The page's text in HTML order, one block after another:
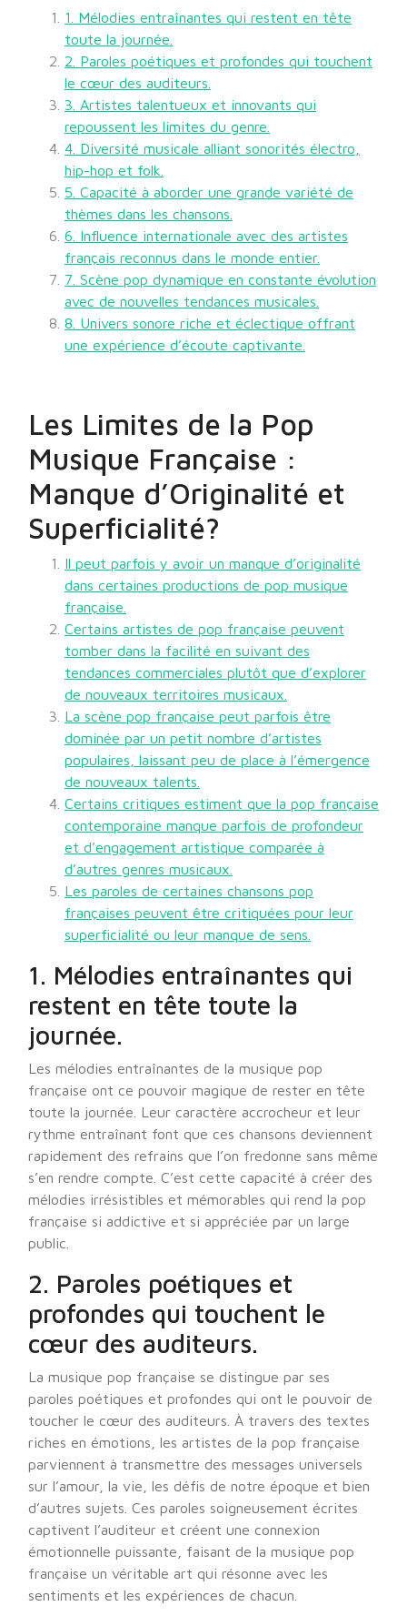
1. Mélodies entraînantes qui restent en tête
toute la journée.
2. Paroles poétiques et profondes qui touchent
le cœur des auditeurs.
3. Artistes talentueux et innovants qui
repoussent les limites du genre.
4. Diversité musicale alliant sonorités électro,
hip-hop et folk.
5. Capacité à aborder une grande variété de
thèmes dans les chansons.
6. Influence internationale avec des artistes
français reconnus dans le monde entier.
7. Scène pop dynamique en constante évolution
avec de nouvelles tendances musicales.
8. Univers sonore riche et éclectique offrant
une expérience d’écoute captivante.
Les Limites de la Pop
Musique Française :
Manque d’Originalité et
Superficialité?
Il peut parfois y avoir un manque d’originalité
dans certaines productions de pop musique
française.
Certains artistes de pop française peuvent
tomber dans la facilité en suivant des
tendances commerciales plutôt que d’explorer
de nouveaux territoires musicaux.
La scène pop française peut parfois être
dominée par un petit nombre d’artistes
populaires, laissant peu de place à l’émergence
de nouveaux talents.
Certains critiques estiment que la pop française
contemporaine manque parfois de profondeur
et d’engagement artistique comparée à
d’autres genres musicaux.
Les paroles de certaines chansons pop
françaises peuvent être critiquées pour leur
superficialité ou leur manque de sens.
1. Mélodies entraînantes qui
restent en tête toute la
journée.
Les mélodies entraînantes de la musique pop
française ont ce pouvoir magique de rester en tête
toute la journée. Leur caractère accrocheur et leur
rythme entraînant font que ces chansons deviennent
rapidement des refrains que l’on fredonne sans même
s’en rendre compte. C’est cette capacité à créer des
mélodies irrésistibles et mémorables qui rend la pop
française si addictive et si appréciée par un large
public.
2. Paroles poétiques et
profondes qui touchent le
cœur des auditeurs.
La musique pop française se distingue par ses
paroles poétiques et profondes qui ont le pouvoir de
toucher le cœur des auditeurs. À travers des textes
riches en émotions, les artistes de la pop française
parviennent à transmettre des messages universels
sur l’amour, la vie, les défis de notre époque et bien
d’autres sujets. Ces paroles soigneusement écrites
captivent l’auditeur et créent une connexion
émotionnelle puissante, faisant de la musique pop
française un véritable art qui résonne avec les
sentiments et les expériences de chacun.